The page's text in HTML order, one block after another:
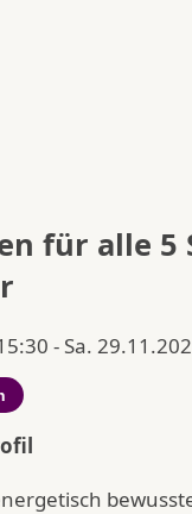
für alle
- Sa.